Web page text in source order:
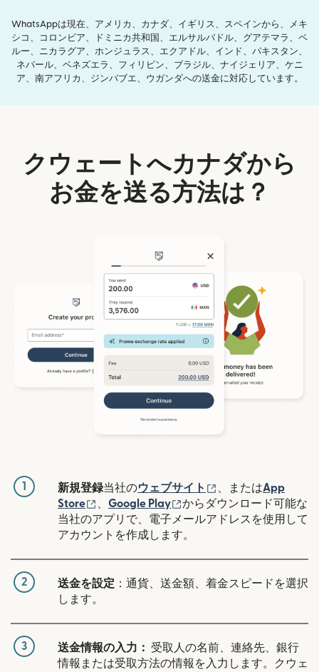
WhatsAppは現在、アメリカ、カナダ、イギリス、スペインから、メキ
シコ、コロンビア、ドミニカ共和国、エルサルバドル、グアテマラ、ペ
ルー、ニカラグア、ホンジュラス、エクアドル、インド、パキスタン、
ネパール、ベネズエラ、フィリピン、ブラジル、ナイジェリア、ケニ
ア、南アフリカ、ジンバブエ、ウガンダへの送金に対応しています。
クウェートへカナダから
お金を送る方法は？
1 新規登録当社のウェブサイト （別ウィンドウで
、またはApp
Store
（別ウィンドウで開きます）
Google Play （別ウィンドウで開きま
からダウンロード可能な
当社のアプリで、電子メールアドレスを使用して
アカウントを作成します。
2 送金を設定 ：通貨、送金額、着金スピードを選択
します。
3 送金情報の入力：
受取人の名前、連絡先、銀行
情報または受取方法の情報を入力します。クウェ